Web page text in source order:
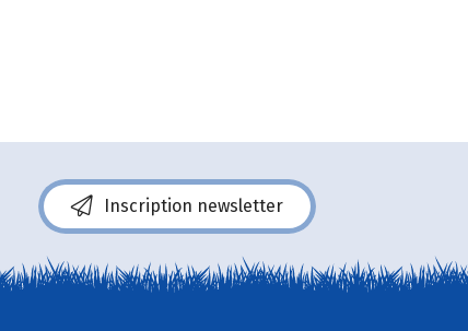
Inscription newsletter